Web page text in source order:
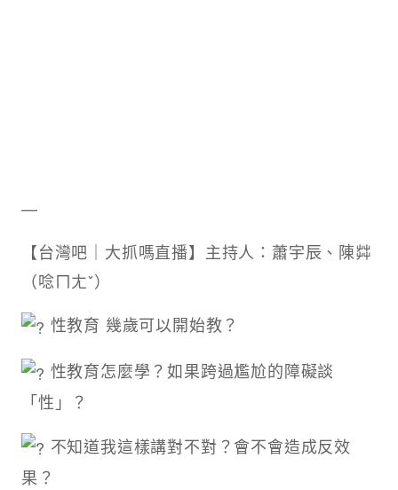
—
【台灣吧｜大抓嗎直播】主持人：蕭宇辰、陳茻
（唸ㄇㄤˇ）
性教育 幾歲可以開始教？
性教育怎麼學？如果跨過尷尬的障礙談
「性」？
不知道我這樣講對不對？會不會造成反效
果？